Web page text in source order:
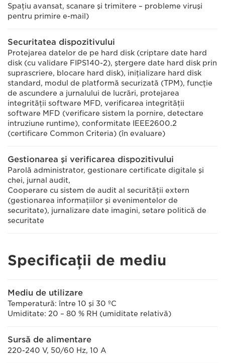
Spaţiu avansat, scanare şi trimitere – probleme viruşi
pentru primire e-mail)
Securitatea dispozitivului
Protejarea datelor de pe hard disk (criptare date hard
disk (cu validare FIPS140-2), ştergere date hard disk prin
suprascriere, blocare hard disk), iniţializare hard disk
standard, modul de platformă securizată (TPM), funcţie
de ascundere a jurnalului de lucrări, protejarea
integrităţii software MFD, verificarea integrităţii
software MFD (verificare sistem la pornire, detectare
intruziune runtime), conformitate IEEE2600.2
(certificare Common Criteria) (în evaluare)
Gestionarea şi verificarea dispozitivului
Parolă administrator, gestionare certificate digitale şi
chei, jurnal audit,
Cooperare cu sistem de audit al securităţii extern
(gestionarea informaţiilor şi evenimentelor de
securitate), jurnalizare date imagini, setare politică de
securitate
Specificaţii de mediu
Mediu de utilizare
Temperatură: între 10 şi 30 ºC
Umiditate: 20 – 80 % RH (umiditate relativă)
Sursă de alimentare
220-240 V, 50/60 Hz, 10 A